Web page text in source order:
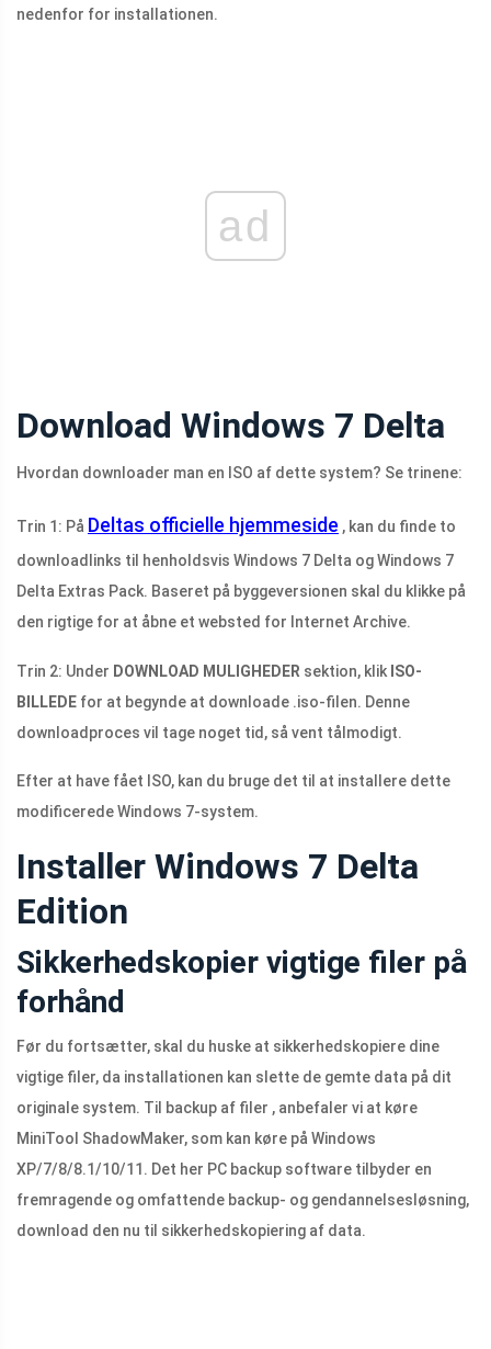
nedenfor for installationen.
ad
Download Windows 7 Delta
Hvordan downloader man en ISO af dette system? Se trinene:
Trin 1: På Deltas officielle hjemmeside , kan du finde to
downloadlinks til henholdsvis Windows 7 Delta og Windows 7
Delta Extras Pack. Baseret på byggeversionen skal du klikke på
den rigtige for at åbne et websted for Internet Archive.
Trin 2: Under DOWNLOAD MULIGHEDER sektion, klik ISO-
BILLEDE for at begynde at downloade .iso-filen. Denne
downloadproces vil tage noget tid, så vent tålmodigt.
Efter at have fået ISO, kan du bruge det til at installere dette
modificerede Windows 7-system.
Installer Windows 7 Delta
Edition
Sikkerhedskopier vigtige filer på
forhånd
Før du fortsætter, skal du huske at sikkerhedskopiere dine
vigtige filer, da installationen kan slette de gemte data på dit
originale system. Til backup af filer , anbefaler vi at køre
MiniTool ShadowMaker, som kan køre på Windows
XP/7/8/8.1/10/11. Det her PC backup software tilbyder en
fremragende og omfattende backup- og gendannelsesløsning,
download den nu til sikkerhedskopiering af data.